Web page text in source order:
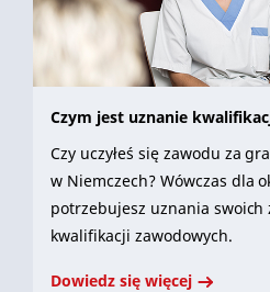
Czym jest uznanie
Czy uczyłeś się zawodu za
w Niemczech? Wówczas dla
potrzebujesz uznania swoich
kwalifikacji zawodowych.
Dowiedz się więcej